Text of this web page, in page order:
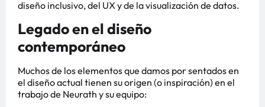
diseño inclusivo, del UX y de la visualización de datos.
Legado en el diseño
contemporáneo
Muchos de los elementos que damos por sentados en
el diseño actual tienen su origen (o inspiración) en el
trabajo de Neurath y su equipo: